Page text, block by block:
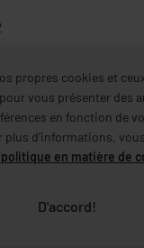
propres cookies et
vous présenter des
en fonction de
d’informations,
en matière de
D'accord!